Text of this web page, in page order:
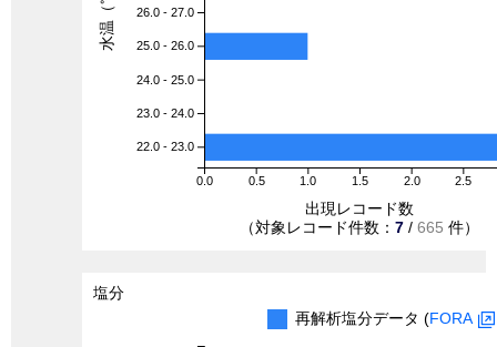
0.0 0.5 1.0 1.5 2.0 2.5
26.0 - 27.0
25.0 - 26.0
24.0 - 25.0
23.0 - 24.0
22.0 - 23.0
出現レコード数
（対象レコード件数： 7 / 665 件）
塩分
再解析塩分データ (FORA